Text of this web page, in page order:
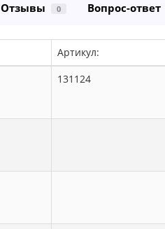
Отзывы 0 Вопрос-ответ
Артикул:
131124